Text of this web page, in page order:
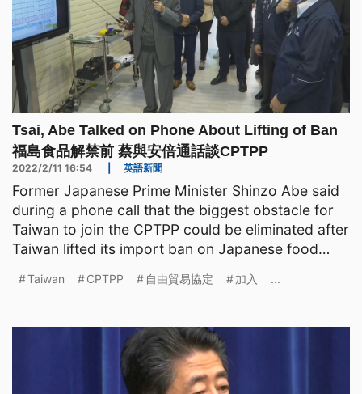
Tsai, Abe Talked on Phone About Lifting of Ban
福島食品解禁前 蔡與安倍通話談CPTPP
2022/2/11 16:54 英語新聞
Former Japanese Prime Minister Shinzo Abe said
during a phone call that the biggest obstacle for
Taiwan to join the CPTPP could be eliminated after
Taiwan lifted its import ban on Japanese food
Taiwan CPTPP 自由貿易協定 加入 ...